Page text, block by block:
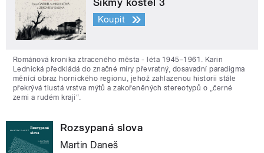
Koupit
Románová kronika ztraceného města - léta 1945–1961. Karin
Lednická předkládá do značné míry převratný, dosavadní paradigma
měnící obraz hornického regionu, jehož zahlazenou historii stále
překrývá tlustá vrstva mýtů a zakořeněných stereotypů o „černé
zemi a rudém kraji“.
Rozsypaná slova
Martin Daneš